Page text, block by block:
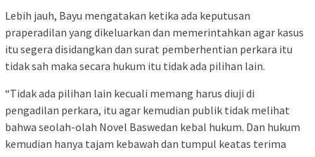
Lebih jauh, Bayu mengatakan ketika ada keputusan
praperadilan yang dikeluarkan dan memerintahkan agar kasus
itu segera disidangkan dan surat pemberhentian perkara itu
tidak sah maka secara hukum itu tidak ada pilihan lain.
“Tidak ada pilihan lain kecuali memang harus diuji di
pengadilan perkara, itu agar kemudian publik tidak melihat
bahwa seolah-olah Novel Baswedan kebal hukum. Dan hukum
kemudian hanya tajam kebawah dan tumpul keatas terima